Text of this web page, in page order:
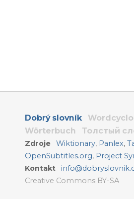
Dobrý slovník
Wörterbuch
Толстый
Zdroje Wiktionary, Panlex,
OpenSubtitles.org, Project
Kontakt
Creative Commons BY-SA